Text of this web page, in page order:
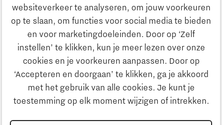
websiteverkeer te analyseren, om jouw voorkeuren
op te slaan, om functies voor social media te bieden
en voor marketingdoeleinden. Door op ‘Zelf
instellen’ te klikken, kun je meer lezen over onze
cookies en je voorkeuren aanpassen. Door op
‘Accepteren en doorgaan’ te klikken, ga je akkoord
met het gebruik van alle cookies. Je kunt je
toestemming op elk moment wijzigen of intrekken.
Innovatie
Ondernemen
Onderwijs
Strategie & Organisatie
Zoeken
Contact
Naar internationale website